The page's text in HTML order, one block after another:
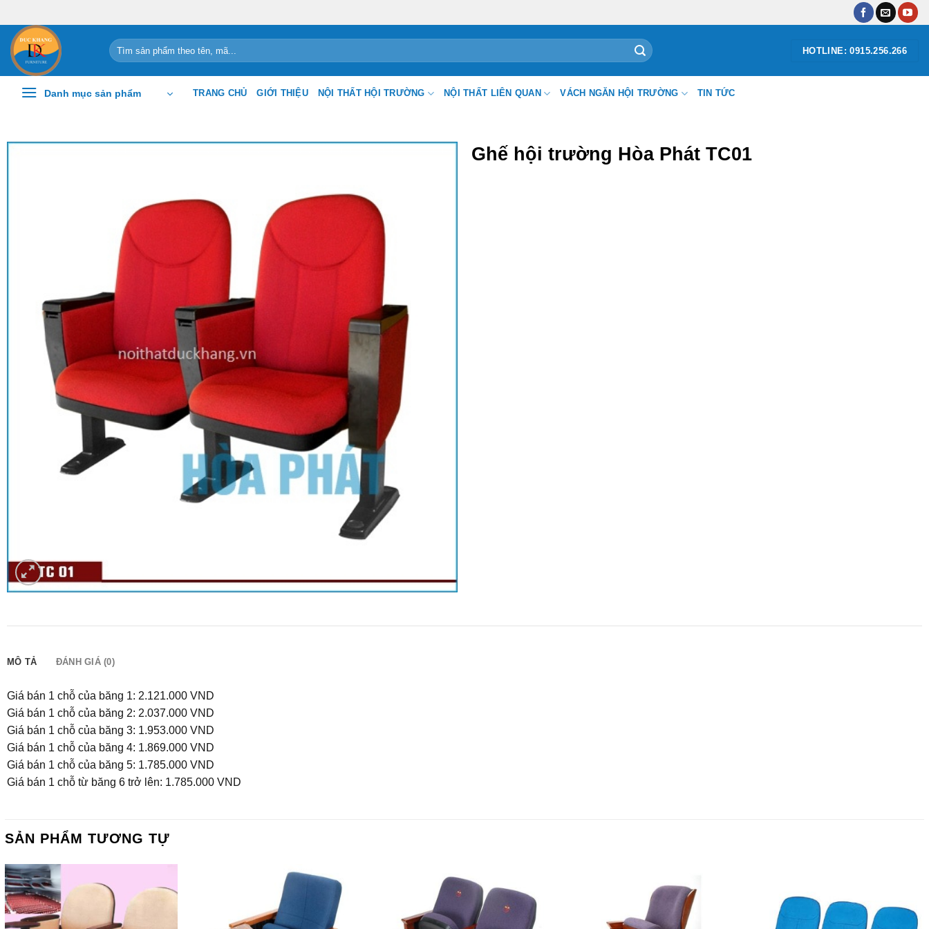
đến
nội
dung
Tìm
kiếm:
HOTLINE: 0915.256.266
Danh mục sản phẩm TRANG CHỦ GIỚI THIỆU NỘI THẤT HỘI TRƯỜNG NỘI THẤT LIÊN QUAN VÁCH NGĂN HỘI TRƯỜNG TIN TỨC
Ghế hội trường Hòa Phát TC01
MÔ TẢ ĐÁNH GIÁ (0)
Giá bán 1 chỗ của băng 1: 2.121.000 VND
Giá bán 1 chỗ của băng 2: 2.037.000 VND
Giá bán 1 chỗ của băng 3: 1.953.000 VND
Giá bán 1 chỗ của băng 4: 1.869.000 VND
Giá bán 1 chỗ của băng 5: 1.785.000 VND
Giá bán 1 chỗ từ băng 6 trở lên: 1.785.000 VND
SẢN PHẨM TƯƠNG TỰ